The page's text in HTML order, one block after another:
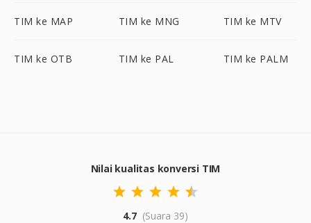
TIM ke MAP TIM ke MNG TIM ke MTV
TIM ke OTB TIM ke PAL TIM ke PALM
Nilai kualitas konversi TIM
4.7 (Suara 39)